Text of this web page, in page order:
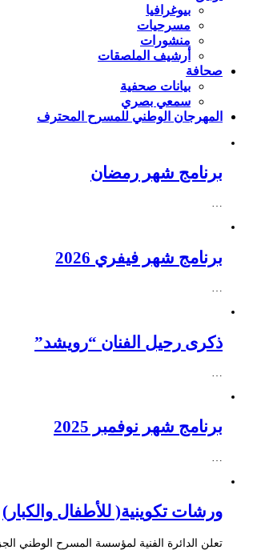
بيوغرافيا
مسرحيات
منشورات
أرشيف الملصقات
صحافة
بيانات صحفية
سمعي بصري
المهرجان الوطني للمسرح المحترف
برنامج شهر رمضان
…
برنامج شهر فيفري 2026
…
ذكرى رحيل الفنان “رويشد”
…
برنامج شهر نوفمبر 2025
ورشات تكوينية( للأطفال والكبار)
تعلن الدائرة الفنية لمؤسسة المسرح الوطني